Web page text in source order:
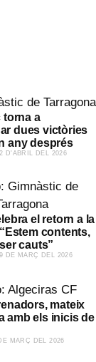
torna a
dues victòries
any després
D'ABRIL DEL 2026
el retorn a la
contents,
cauts”
DE MARÇ DEL 2026
mateix
amb els inicis de
MARÇ DEL 2026